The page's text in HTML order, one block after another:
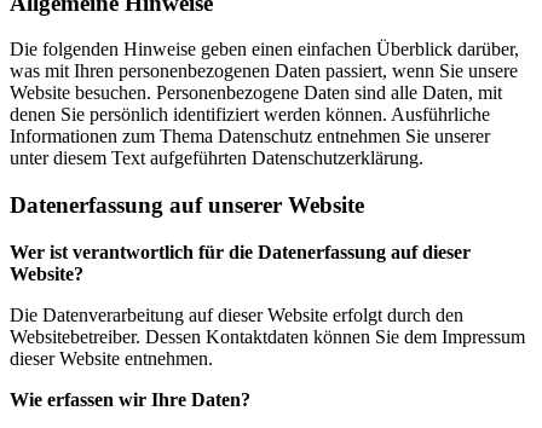
Die folgenden Hinweise geben einen einfachen Überblick darüber,
was mit Ihren personenbezogenen Daten passiert, wenn Sie unsere
Website besuchen. Personenbezogene Daten sind alle Daten, mit
denen Sie persönlich identifiziert werden können. Ausführliche
Informationen zum Thema Datenschutz entnehmen Sie unserer
unter diesem Text aufgeführten Datenschutzerklärung.
Datenerfassung auf unserer Website
Wer ist verantwortlich für die Datenerfassung auf dieser
Website?
Die Datenverarbeitung auf dieser Website erfolgt durch den
Websitebetreiber. Dessen Kontaktdaten können Sie dem Impressum
dieser Website entnehmen.
Wie erfassen wir Ihre Daten?